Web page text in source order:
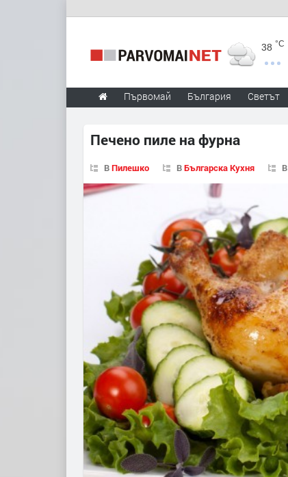
38 °C
Първомай България Светът
Печено пиле на фурна
ВПилешко ВБългарска Кухня В